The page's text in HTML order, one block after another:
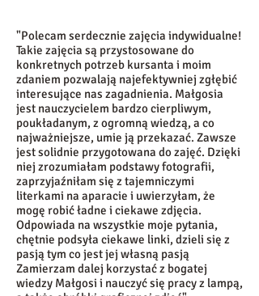
"Polecam serdecznie zajęcia indywidualne!
Takie zajęcia są przystosowane do
konkretnych potrzeb kursanta i moim
zdaniem pozwalają najefektywniej zgłębić
interesujące nas zagadnienia. Małgosia
jest nauczycielem bardzo cierpliwym,
poukładanym, z ogromną wiedzą, a co
najważniejsze, umie ją przekazać. Zawsze
jest solidnie przygotowana do zajęć. Dzięki
niej zrozumiałam podstawy fotografii,
zaprzyjaźniłam się z tajemniczymi
literkami na aparacie i uwierzyłam, że
mogę robić ładne i ciekawe zdjęcia.
Odpowiada na wszystkie moje pytania,
chętnie podsyła ciekawe linki, dzieli się z
pasją tym co jest jej własną pasją
Zamierzam dalej korzystać z bogatej
wiedzy Małgosi i nauczyć się pracy z lampą,